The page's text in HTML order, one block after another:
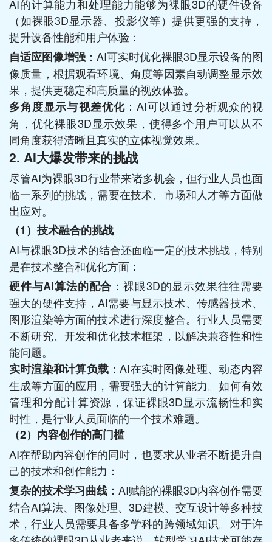
AI的计算能力和处理能力能够为裸眼3D的硬件设备
（如裸眼3D显示器、投影仪等）提供更强的支持，
提升设备性能和用户体验：
自适应图像增强 ：AI可实时优化裸眼3D显示设备的图
像质量，根据观看环境、角度等因素自动调整显示效
果，提供更稳定和高质量的视效体验。
多角度显示与视差优化：AI可以通过分析观众的视
角，优化裸眼3D显示效果，使得多个用户可以从不
同角度获得清晰且真实的立体视觉效果。
2. AI大爆发带来的挑战
尽管AI为裸眼3D行业带来诸多机会，但行业人员也面
临一系列的挑战，需要在技术、市场和人才等方面做
出应对。
（1） 技术融合的挑战
AI与裸眼3D技术的结合还面临一定的技术挑战，特别
是在技术整合和优化方面：
硬件与AI算法的配合 ：裸眼3D的显示效果往往需要
强大的硬件支持，AI需要与显示技术、传感器技术、
图形渲染等方面的技术进行深度整合。行业人员需要
不断研究、开发和优化技术框架，以解决兼容性和性
能问题。
实时渲染和计算负载 ：AI在实时图像处理、动态内容
生成等方面的应用，需要强大的计算能力。如何有效
管理和分配计算资源，保证裸眼3D显示流畅性和实
时性，是行业人员面临的一个技术难题。
（2） 内容创作的高门槛
AI在帮助内容创作的同时，也要求从业者不断提升自
己的技术和创作能力：
复杂的技术学习曲线 ：AI赋能的裸眼3D内容创作需要
结合AI算法、图像处理、3D建模、交互设计等多种技
术，行业人员需要具备多学科的跨领域知识。对于许